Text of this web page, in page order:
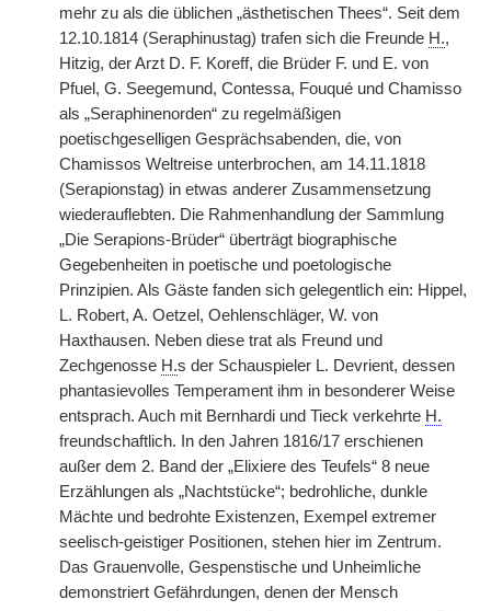
mehr zu als die üblichen „ästhetischen Thees“. Seit dem
12.10.1814 (Seraphinustag) trafen sich die Freunde H.,
Hitzig, der Arzt D. F. Koreff, die Brüder F. und E. von
Pfuel, G. Seegemund, Contessa, Fouqué und Chamisso
als „Seraphinenorden“ zu regelmäßigen
poetischgeselligen Gesprächsabenden, die, von
Chamissos Weltreise unterbrochen, am 14.11.1818
(Serapionstag) in etwas anderer Zusammensetzung
wiederauflebten. Die Rahmenhandlung der Sammlung
„Die Serapions-Brüder“ überträgt biographische
Gegebenheiten in poetische und poetologische
Prinzipien. Als Gäste fanden sich gelegentlich ein: Hippel,
L. Robert, A. Oetzel, Oehlenschläger, W. von
Haxthausen. Neben diese trat als Freund und
Zechgenosse H.s der Schauspieler L. Devrient, dessen
phantasievolles Temperament ihm in besonderer Weise
entsprach. Auch mit Bernhardi und Tieck verkehrte H.
freundschaftlich. In den Jahren 1816/17 erschienen
außer dem 2. Band der „Elixiere des Teufels“ 8 neue
Erzählungen als „Nachtstücke“; bedrohliche, dunkle
Mächte und bedrohte Existenzen, Exempel extremer
seelisch-geistiger Positionen, stehen hier im Zentrum.
Das Grauenvolle, Gespenstische und Unheimliche
demonstriert Gefährdungen, denen der Mensch